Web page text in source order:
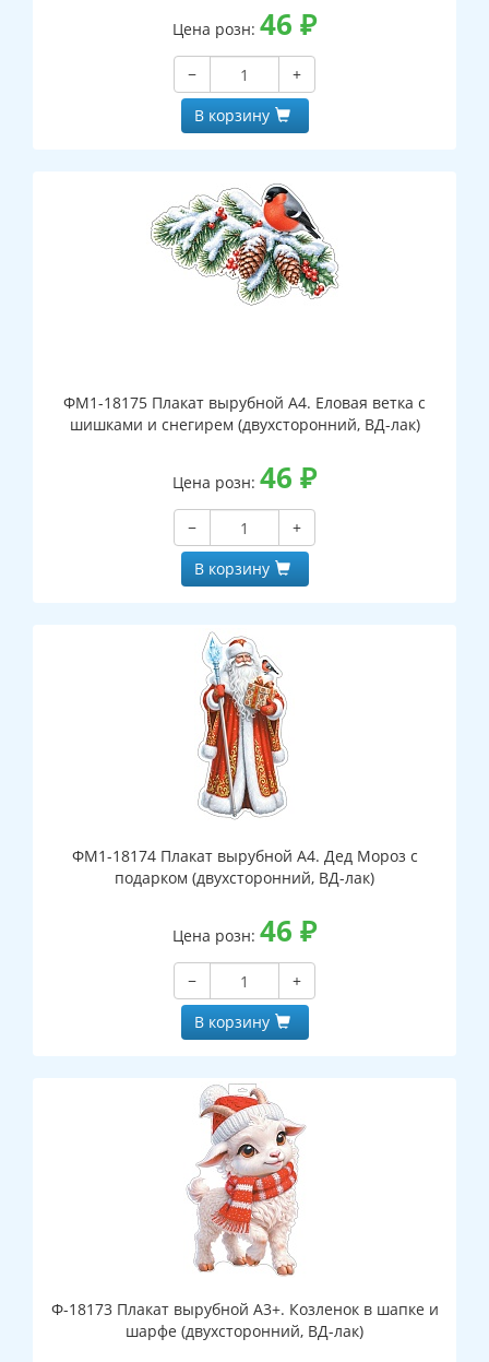
Цена розн: 46 ₽
−
+
В корзину
ФМ1-18175 Плакат вырубной А4. Еловая ветка с
шишками и снегирем (двухсторонний, ВД-лак)
Цена розн: 46 ₽
−
+
В корзину
ФМ1-18174 Плакат вырубной А4. Дед Мороз с
подарком (двухсторонний, ВД-лак)
Цена розн: 46 ₽
−
+
В корзину
Ф-18173 Плакат вырубной А3+. Козленок в шапке и
шарфе (двухсторонний, ВД-лак)